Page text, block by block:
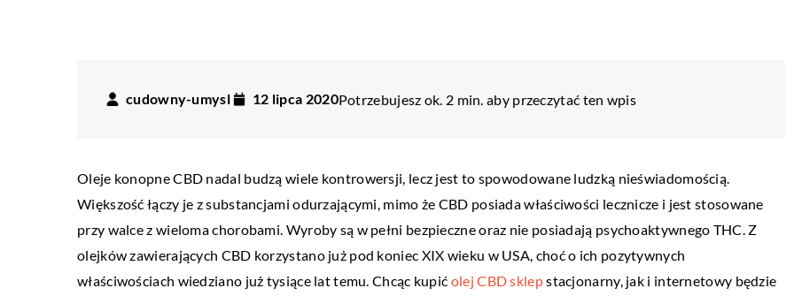
cudowny-umysl 12 lipca 2020Potrzebujesz ok. 2 min. aby przeczytać ten wpis
Oleje konopne CBD nadal budzą wiele kontrowersji, lecz jest to spowodowane ludzką nieświadomością.
Większość łączy je z substancjami odurzającymi, mimo że CBD posiada właściwości lecznicze i jest stosowane
przy walce z wieloma chorobami. Wyroby są w pełni bezpieczne oraz nie posiadają psychoaktywnego THC. Z
olejków zawierających CBD korzystano już pod koniec XIX wieku w USA, choć o ich pozytywnych
właściwościach wiedziano już tysiące lat temu. Chcąc kupić olej CBD sklepstacjonarny, jak i internetowy będzie